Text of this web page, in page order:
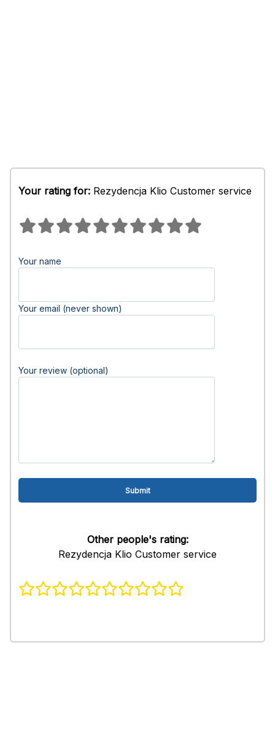
Your rating for: Rezydencja Klio Customer service
Your name
Your email (never shown)
Your review (optional)
Other people's rating:
Rezydencja Klio Customer service